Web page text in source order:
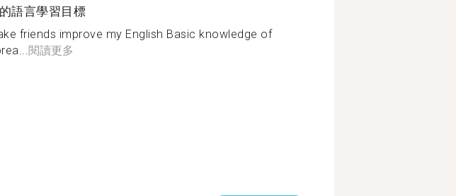
語言學習目標
friends improve my English Basic knowledge of
閱讀更多